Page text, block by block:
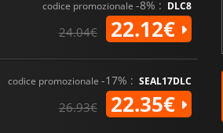
codice promozionale -8% : DLC8
24.04€ 22.12€
codice promozionale -17% : SEAL17DLC
26.93€ 22.35€